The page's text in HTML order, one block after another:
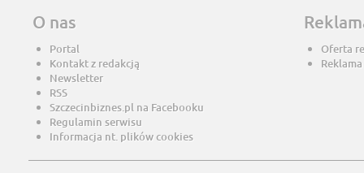
O nas
Portal
Kontakt z redakcją
Newsletter
RSS
Szczecinbiznes.pl na Facebooku
Regulamin serwisu
Informacja nt. plików cookies
Oferta